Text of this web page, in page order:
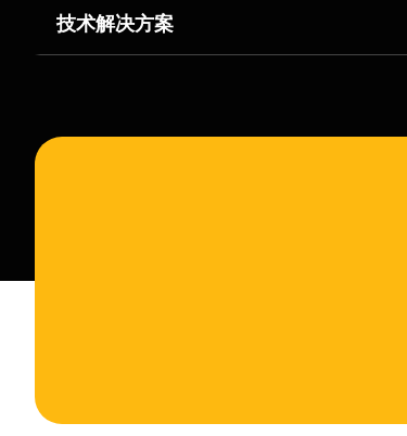
技术解决方案